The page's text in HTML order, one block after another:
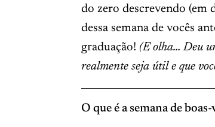
do zero descrevendo (em
dessa semana de vocês
graduação! (E olha… Deu
realmente seja útil e que
O que é a semana de